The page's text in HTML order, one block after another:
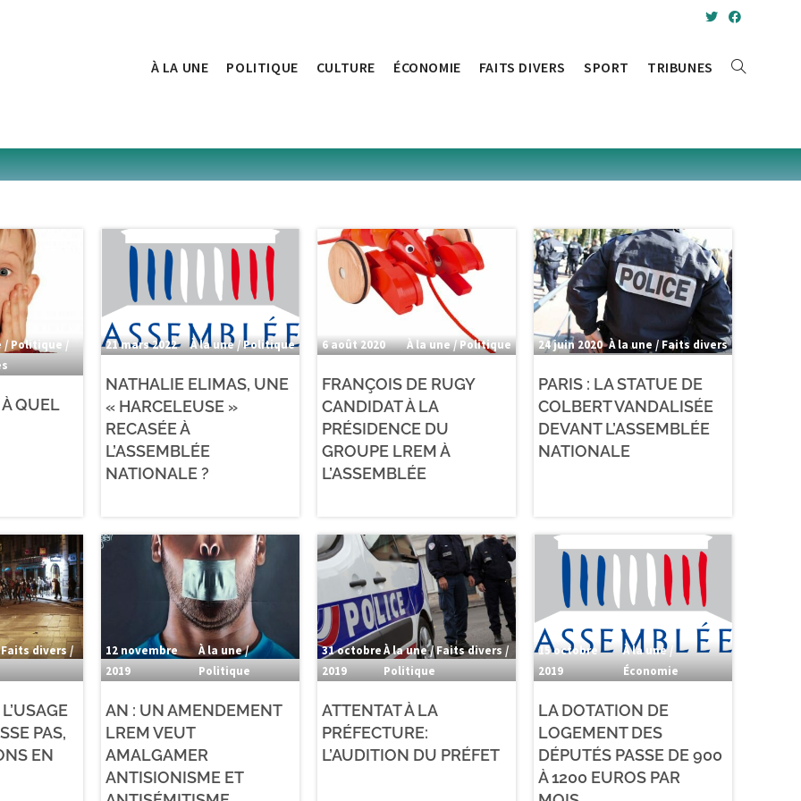
À LA UNE POLITIQUE CULTURE ÉCONOMIE FAITS DIVERS SPORT TRIBUNES TOGGLE
/ Politique /
QUEL
21 mars 2022 À la une / Politique
NATHALIE ELIMAS, UNE
« HARCELEUSE »
RECASÉE À
L’ASSEMBLÉE
NATIONALE ?
6 août 2020 À la une / Politique
FRANÇOIS DE RUGY
CANDIDAT À LA
PRÉSIDENCE DU
GROUPE LREM À
L’ASSEMBLÉE
24 juin 2020 À la une / Faits divers
PARIS : LA STATUE DE
COLBERT VANDALISÉE
DEVANT L’ASSEMBLÉE
NATIONALE
Faits divers /
PAS,
EN
12 novembre
2019
À la une /
Politique
AN : UN AMENDEMENT
LREM VEUT
AMALGAMER
ANTISIONISME ET
31 octobre
2019
À la une / Faits divers /
Politique
ATTENTAT À LA
PRÉFECTURE:
L’AUDITION DU PRÉFET
15 octobre
2019
À la une /
Économie
LA DOTATION DE
LOGEMENT DES
DÉPUTÉS PASSE DE 900
À 1200 EUROS PAR